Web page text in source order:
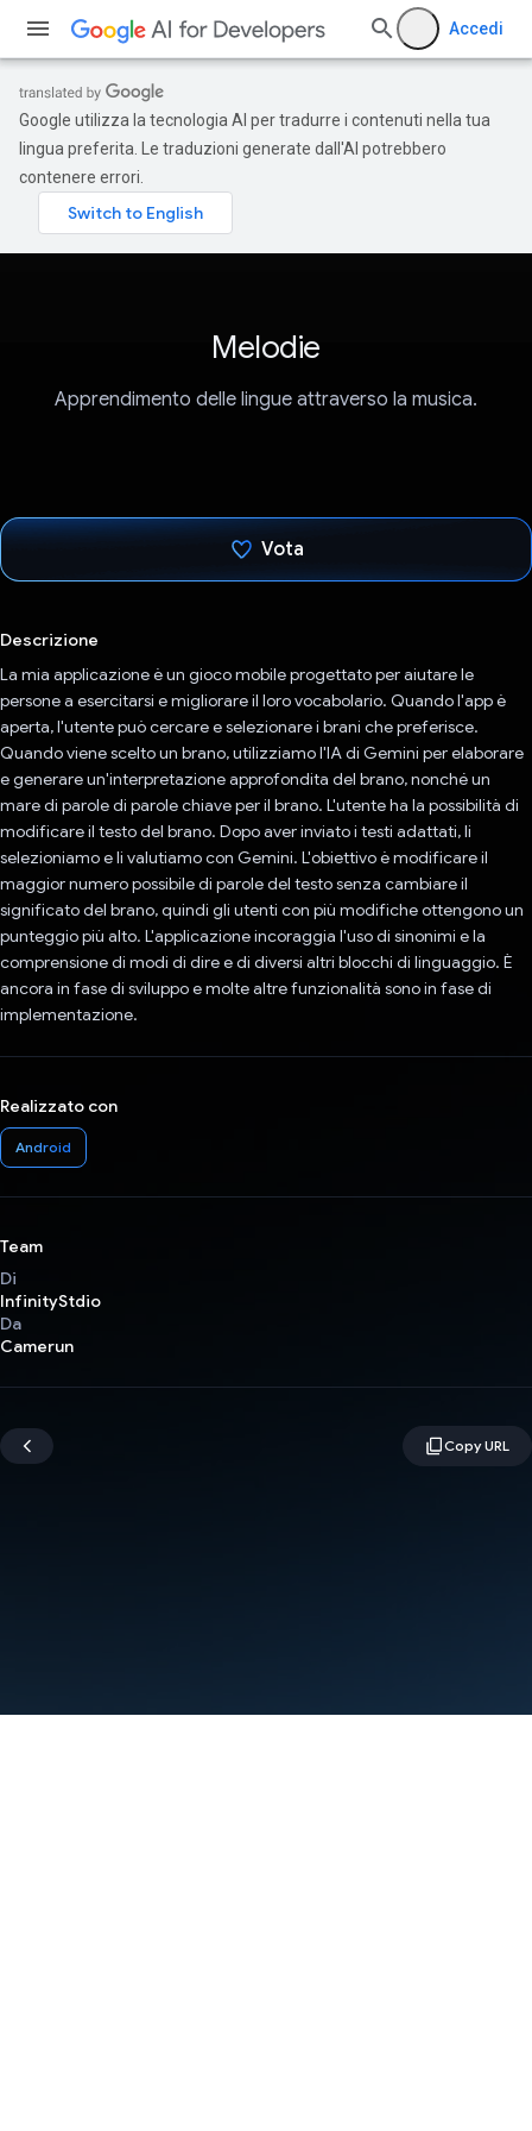
Accedi
Google utilizza la tecnologia AI per tradurre i contenuti nella tua
lingua preferita. Le traduzioni generate dall'AI potrebbero
contenere errori.
Melodie
Apprendimento delle lingue attraverso la musica.
Vota
Descrizione
La mia applicazione è un gioco mobile progettato per aiutare le
persone a esercitarsi e migliorare il loro vocabolario. Quando l'app è
aperta, l'utente può cercare e selezionare i brani che preferisce.
Quando viene scelto un brano, utilizziamo l'IA di Gemini per elaborare
e generare un'interpretazione approfondita del brano, nonché un
mare di parole di parole chiave per il brano. L'utente ha la possibilità di
modificare il testo del brano. Dopo aver inviato i testi adattati, li
selezioniamo e li valutiamo con Gemini. L'obiettivo è modificare il
maggior numero possibile di parole del testo senza cambiare il
significato del brano, quindi gli utenti con più modifiche ottengono un
punteggio più alto. L'applicazione incoraggia l'uso di sinonimi e la
comprensione di modi di dire e di diversi altri blocchi di linguaggio. È
ancora in fase di sviluppo e molte altre funzionalità sono in fase di
implementazione.
Realizzato con
Android
Team
Di
InfinityStdio
Da
Camerun